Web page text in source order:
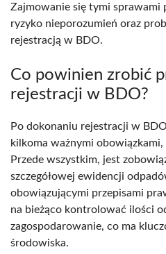
Zajmowanie się tymi sprawami
ryzyko nieporozumień oraz
rejestracją w BDO.
Co powinien zrobić
rejestracji w BDO?
Po dokonaniu rejestracji w
kilkoma ważnymi
Przede wszystkim, jest
szczegółowej ewidencji
obowiązującymi przepisami
na bieżąco kontrolować ilości
zagospodarowanie, co ma
środowiska.